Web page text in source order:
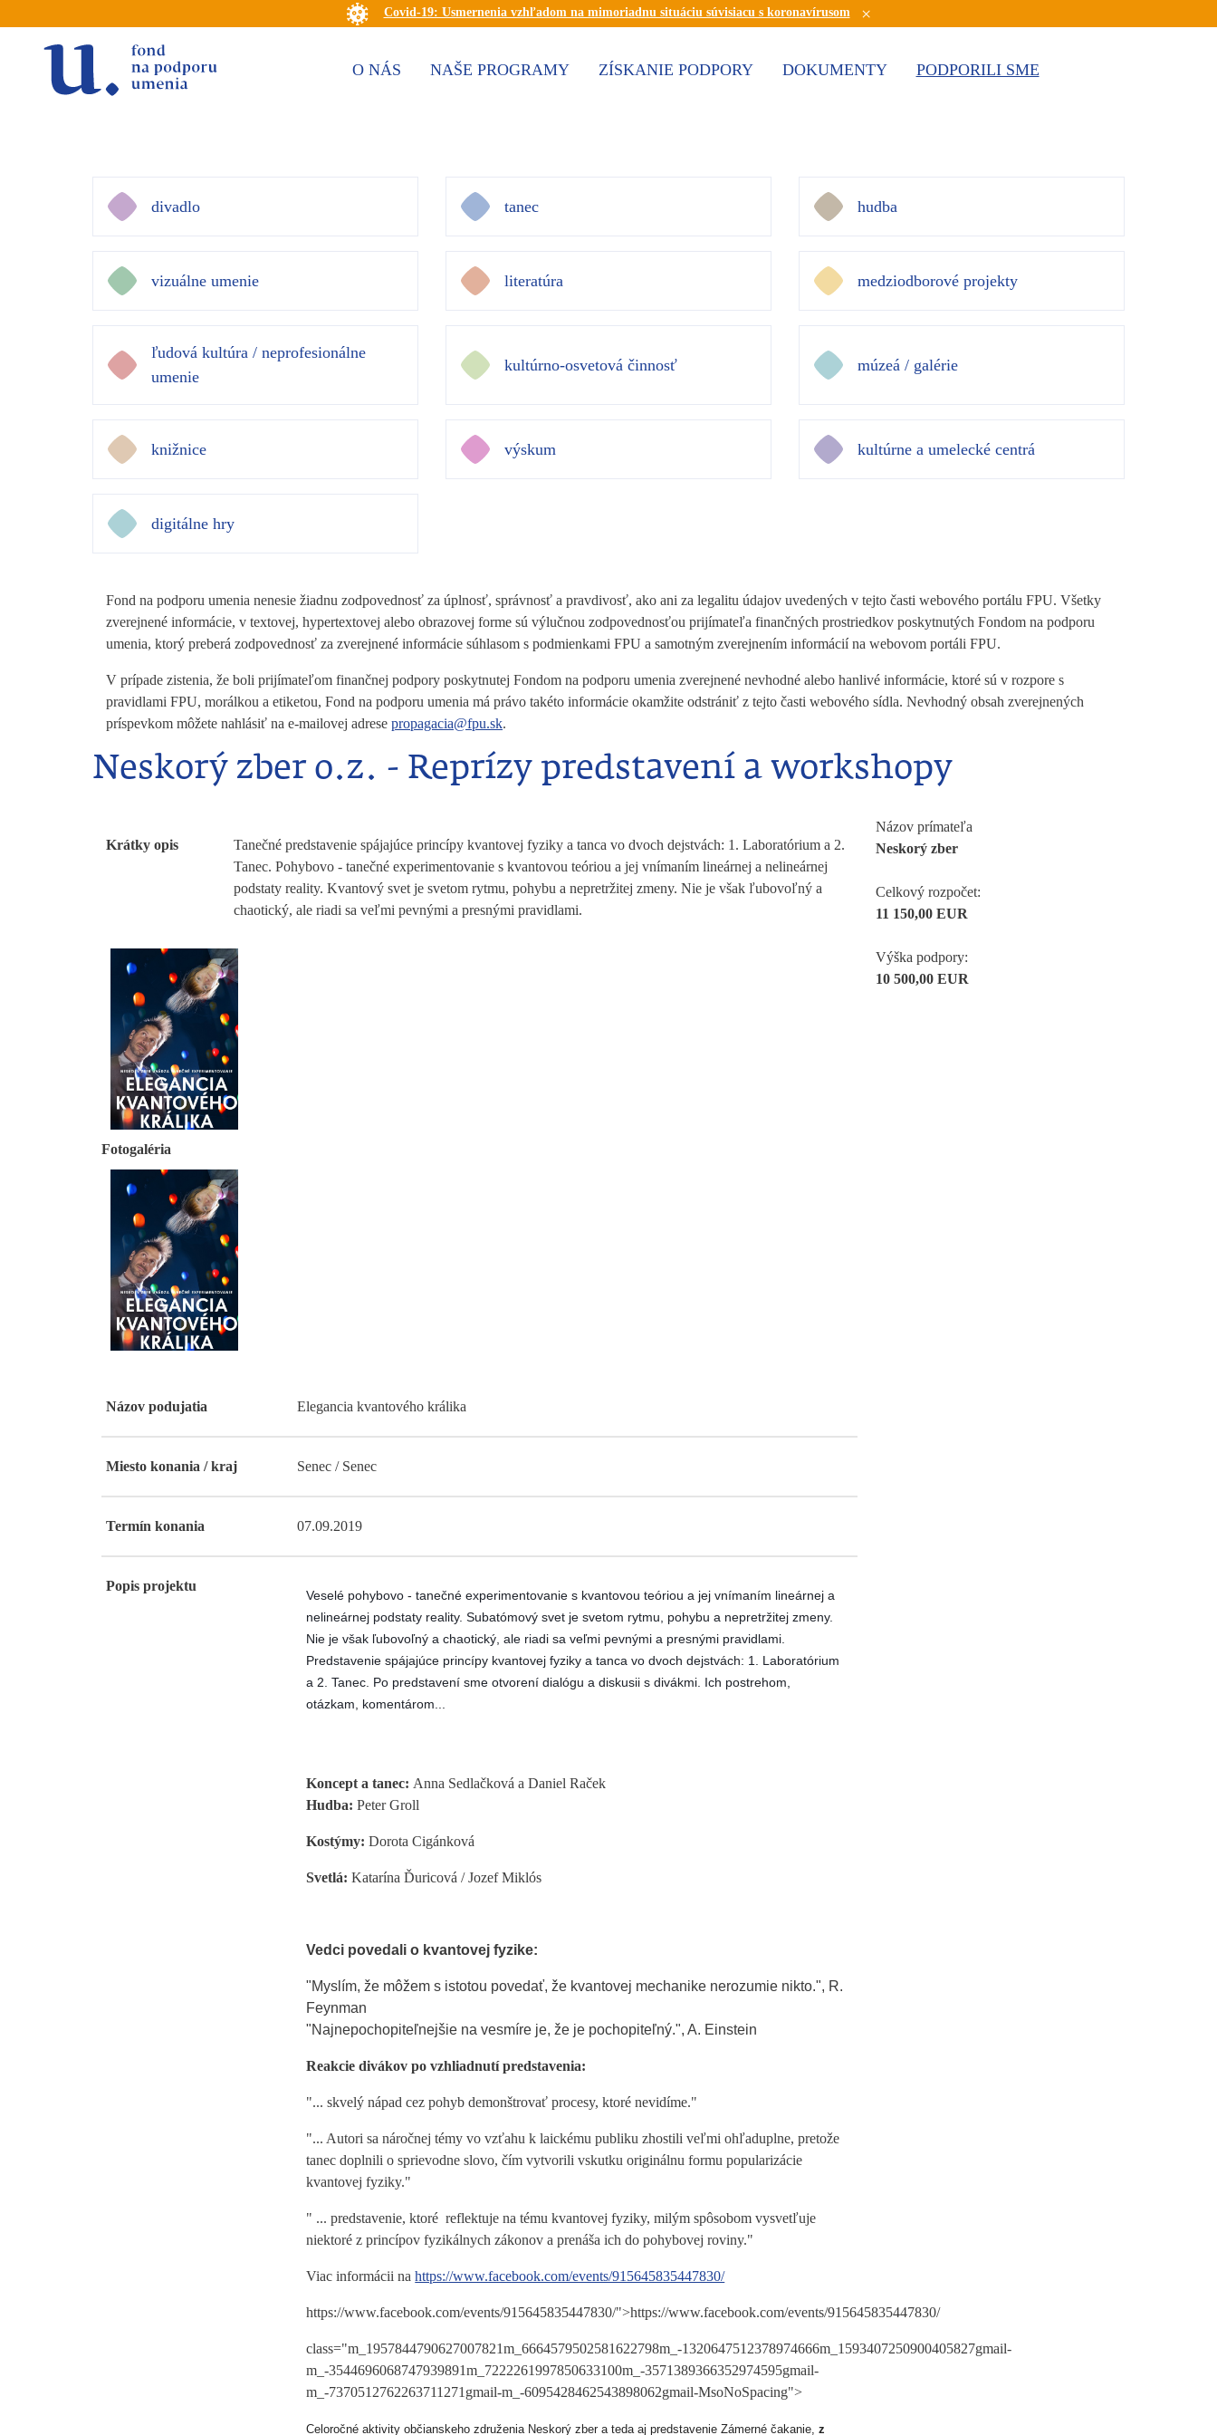
Covid-19: Usmernenia vzhľadom na mimoriadnu situáciu súvisiacu s koronavírusom ×
O NÁS NAŠE PROGRAMY ZÍSKANIE PODPORY DOKUMENTY PODPORILI SME
divadlo tanec hudba
vizuálne umenie literatúra medziodborové projekty
ľudová kultúra / neprofesionálne
umenie
kultúrno-osvetová činnosť múzeá / galérie
knižnice výskum kultúrne a umelecké centrá
digitálne hry
Fond na podporu umenia nenesie žiadnu zodpovednosť za úplnosť, správnosť a pravdivosť, ako ani za legalitu údajov uvedených v tejto časti webového portálu FPU. Všetky
zverejnené informácie, v textovej, hypertextovej alebo obrazovej forme sú výlučnou zodpovednosťou prijímateľa finančných prostriedkov poskytnutých Fondom na podporu
umenia, ktorý preberá zodpovednosť za zverejnené informácie súhlasom s podmienkami FPU a samotným zverejnením informácií na webovom portáli FPU.
V prípade zistenia, že boli prijímateľom finančnej podpory poskytnutej Fondom na podporu umenia zverejnené nevhodné alebo hanlivé informácie, ktoré sú v rozpore s
pravidlami FPU, morálkou a etiketou, Fond na podporu umenia má právo takéto informácie okamžite odstrániť z tejto časti webového sídla. Nevhodný obsah zverejnených
príspevkom môžete nahlásiť na e-mailovej adrese propagacia@fpu.sk.
Neskorý zber o.z. - Reprízy predstavení a workshopy
Krátky opis
Tanečné predstavenie spájajúce princípy kvantovej fyziky a tanca vo dvoch dejstvách: 1. Laboratórium a 2.
Tanec. Pohybovo - tanečné experimentovanie s kvantovou teóriou a jej vnímaním lineárnej a nelineárnej
podstaty reality. Kvantový svet je svetom rytmu, pohybu a nepretržitej zmeny. Nie je však ľubovoľný a
chaotický, ale riadi sa veľmi pevnými a presnými pravidlami.
Fotogaléria
Názov podujatia Elegancia kvantového králika
Miesto konania / kraj Senec / Senec
Termín konania 07.09.2019
Popis projektu
Veselé pohybovo - tanečné experimentovanie s kvantovou teóriou a jej vnímaním lineárnej a
nelineárnej podstaty reality. Subatómový svet je svetom rytmu, pohybu a nepretržitej zmeny.
Nie je však ľubovoľný a chaotický, ale riadi sa veľmi pevnými a presnými pravidlami.
Predstavenie spájajúce princípy kvantovej fyziky a tanca vo dvoch dejstvách: 1. Laboratórium
a 2. Tanec. Po predstavení sme otvorení dialógu a diskusii s divákmi. Ich postrehom,
otázkam, komentárom...
Koncept a tanec: Anna Sedlačková a Daniel Raček
Hudba: Peter Groll
Kostýmy: Dorota Cigánková
Svetlá: Katarína Ďuricová / Jozef Miklós
Vedci povedali o kvantovej fyzike:
"Myslím, že môžem s istotou povedať, že kvantovej mechanike nerozumie nikto.", R.
Feynman
"Najnepochopiteľnejšie na vesmíre je, že je pochopiteľný.", A. Einstein
Reakcie divákov po vzhliadnutí predstavenia:
"... skvelý nápad cez pohyb demonštrovať procesy, ktoré nevidíme."
"... Autori sa náročnej témy vo vzťahu k laickému publiku zhostili veľmi ohľaduplne, pretože
tanec doplnili o sprievodne slovo, čím vytvorili vskutku originálnu formu popularizácie
kvantovej fyziky."
" ... predstavenie, ktoré reflektuje na tému kvantovej fyziky, milým spôsobom vysvetľuje
niektoré z princípov fyzikálnych zákonov a prenáša ich do pohybovej roviny."
Viac informácii nahttps://www.facebook.com/events/915645835447830/
https://www.facebook.com/events/915645835447830/">https://www.facebook.com/events/915645835447830/
class="m_1957844790627007821m_6664579502581622798m_-1320647512378974666m_1593407250900405827gmail-
m_-3544696068747939891m_7222261997850633100m_-3571389366352974595gmail-
m_-7370512762263711271gmail-m_-6095428462543898062gmail-MsoNoSpacing">
Celoročné aktivity občianskeho združenia Neskorý zber a teda aj predstavenie Zámerné čakanie, z
Názov prímateľa
Neskorý zber
Celkový rozpočet:
11 150,00 EUR
Výška podpory:
10 500,00 EUR